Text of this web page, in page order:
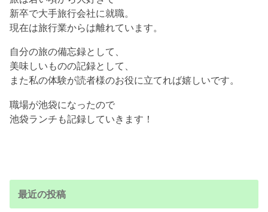
新卒で大手旅行会社に就職。
現在は旅行業からは離れています。
自分の旅の備忘録として、
美味しいものの記録として、
また私の体験が読者様のお役に立てれば嬉しいです。
職場が池袋になったので
池袋ランチも記録していきます！
最近の投稿